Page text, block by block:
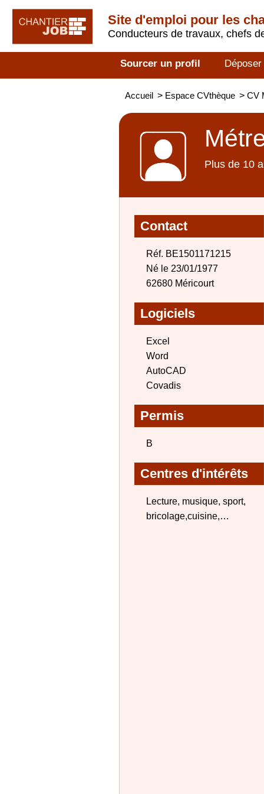
Site d'emploi pour les
Conducteurs de travaux, chefs
Sourcer un profil
Accueil > Espace CVthèque > CV
Plus de 10
Contact
Réf. BE1501171215
Né le 23/01/1977
62680 Méricourt
Logiciels
Excel
Word
AutoCAD
Covadis
Permis
B
Centres d'intérêts
Lecture, musique, sport,
bricolage,cuisine,…